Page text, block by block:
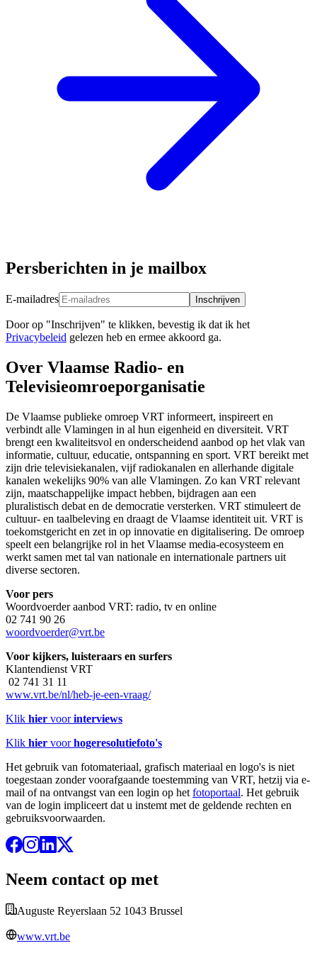
Persberichten in je mailbox
E-mailadres Inschrijven
Door op "Inschrijven" te klikken, bevestig ik dat ik het
Privacybeleid gelezen heb en ermee akkoord ga.
Over Vlaamse Radio- en
Televisieomroeporganisatie
De Vlaamse publieke omroep VRT informeert, inspireert en
verbindt alle Vlamingen in al hun eigenheid en diversiteit. VRT
brengt een kwaliteitsvol en onderscheidend aanbod op het vlak van
informatie, cultuur, educatie, ontspanning en sport. VRT bereikt met
zijn drie televisiekanalen, vijf radiokanalen en allerhande digitale
kanalen wekelijks 90% van alle Vlamingen. Zo kan VRT relevant
zijn, maatschappelijke impact hebben, bijdragen aan een
pluralistisch debat en de democratie versterken. VRT stimuleert de
cultuur- en taalbeleving en draagt de Vlaamse identiteit uit. VRT is
toekomstgericht en zet in op innovatie en digitalisering. De omroep
speelt een belangrijke rol in het Vlaamse media-ecosysteem en
werkt samen met tal van nationale en internationale partners uit
diverse sectoren.
Voor pers
Woordvoerder aanbod VRT: radio, tv en online
02 741 90 26
woordvoerder@vrt.be
Voor kijkers, luisteraars en surfers
Klantendienst VRT
02 741 31 11
www.vrt.be/nl/heb-je-een-vraag/
Klik hier voorinterviews
Klik hier voorhogeresolutiefoto's
Het gebruik van fotomateriaal, grafisch materiaal en logo's is niet
toegestaan zonder voorafgaande toestemming van VRT, hetzij via e-
mail of na ontvangst van een login op het fotoportaal. Het gebruik
van de login impliceert dat u instemt met de geldende rechten en
gebruiksvoorwaarden.
Neem contact op met
Auguste Reyerslaan 52 1043 Brussel
www.vrt.be